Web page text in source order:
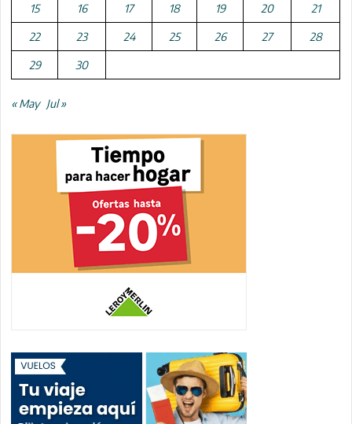
15 16 17 18 19 20 21
22 23 24 25 26 27 28
29 30
« May Jul »